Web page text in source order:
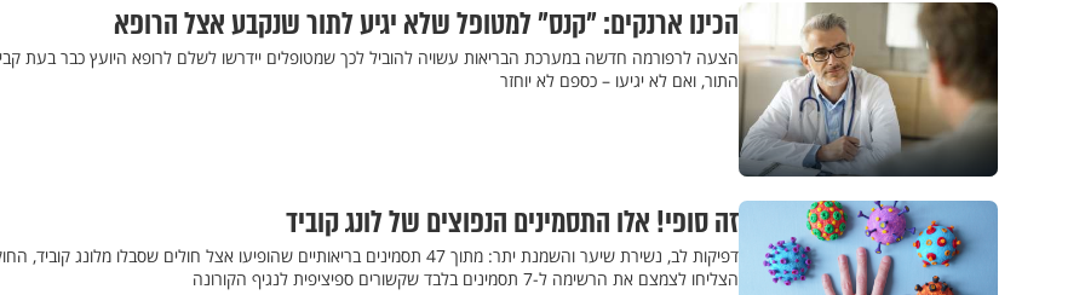
הכינו ארנקים: "קנס" למטופל שלא יגיע לתור שנקבע אצל הרופא
הצעה לרפורמה חדשה במערכת הבריאות עשויה להוביל לכך שמטופלים יידרשו לשלם לרופא היועץ כבר בעת
התור, ואם לא יגיעו – כספם לא יוחזר
זה סופי! אלו התסמינים הנפוצים של לונג קוביד
דפיקות לב, נשירת שיער והשמנת יתר: מתוך 47 תסמינים בריאותיים שהופיעו אצל חולים שסבלו מלונג קוביד,
הצליחו לצמצם את הרשימה ל-7 תסמינים בלבד שקשורים ספיציפית לנגיף הקורונה